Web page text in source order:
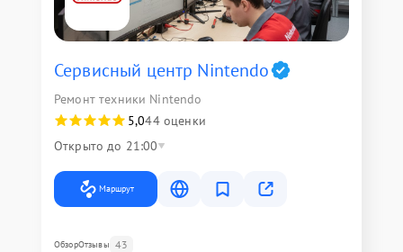
Сервисный центр Nintendo
Ремонт техники Nintendo
5,044 оценки
Открыто до 21:00
Маршрут
ОбзорОтзывы 43